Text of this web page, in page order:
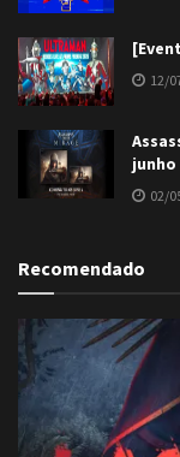
12/
junho
02/
Recomendado